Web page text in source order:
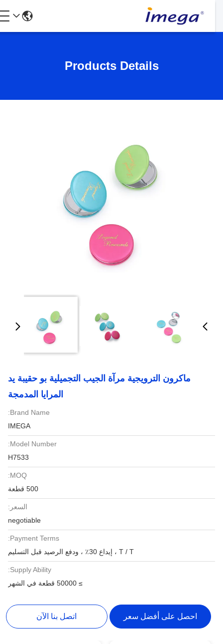
Products Details
ماكرون الترويجية مرآة الجيب التجميلية بو حقيبة يد
المرايا المدمجة
Brand Name:
IMEGA
Model Number:
H7533
MOQ:
500 قطعة
السعر:
negotiable
Payment Terms:
T / T ، إيداع 30٪ ، ودفع الرصيد قبل التسليم
Supply Ability:
≥ 50000 قطعة في الشهر
احصل على أفضل سعر اتصل بنا الآن